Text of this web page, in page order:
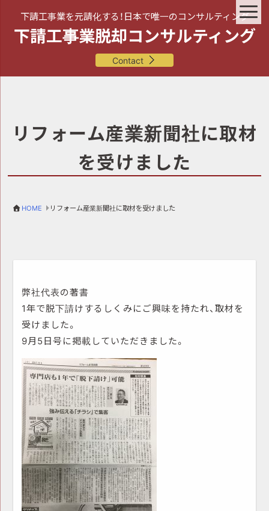
下請工事業を元請化する！日本で唯一のコンサルティング
下請工事業脱却コンサルティング
Contact
リフォーム産業新聞社に取材
を受けました
HOME リフォーム産業新聞社に取材を受けました
弊社代表の著書
1年で脱下請けするしくみにご興味を持たれ、取材を
受けました。
9月5日号に掲載していただきました。